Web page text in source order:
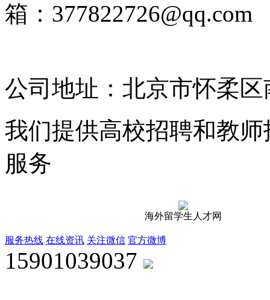
箱：
公司地址：北京市怀柔
我们提供高校招聘和教
服务
海外留学生人才网
服务热线 在线资讯 关注微信 官方微博
15901039037